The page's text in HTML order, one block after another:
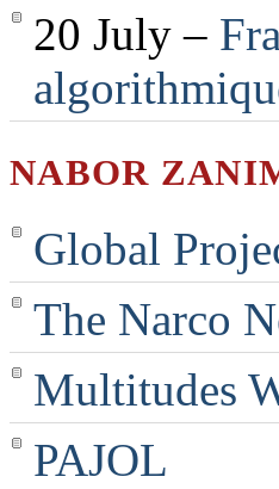
20 July –
NABOR
Global
The Narco
Multitudes
PAJOL